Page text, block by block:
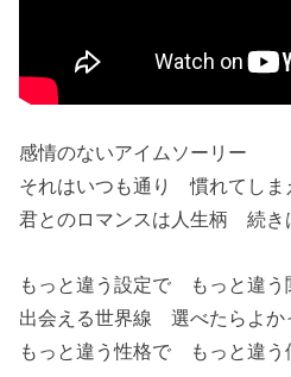
感情のないアイムソーリー
それはいつも通り 慣れてしま
君とのロマンスは人生柄 続き
もっと違う設定で もっと違う
出会える世界線 選べたらよか
もっと違う性格で もっと違う